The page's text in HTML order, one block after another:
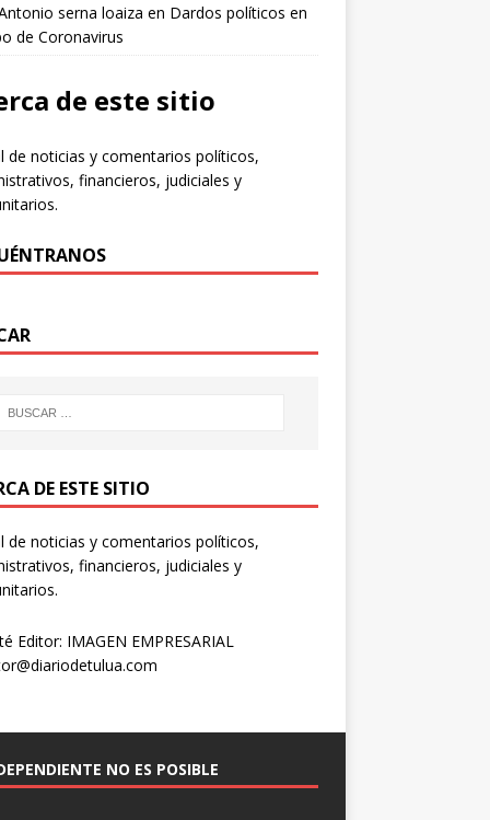
serna loaiza en Dardos políticos en
de Coronavirus
de este sitio
de noticias y comentarios políticos,
financieros, judiciales y
DE ESTE SITIO
de noticias y comentarios políticos,
financieros, judiciales y
Editor: IMAGEN EMPRESARIAL
NO ES POSIBLE